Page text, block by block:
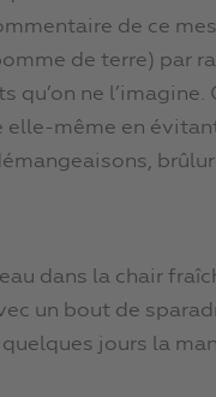
de ce
de terre) par
ne
elle-même en
dans la chair
un bout de
jours la